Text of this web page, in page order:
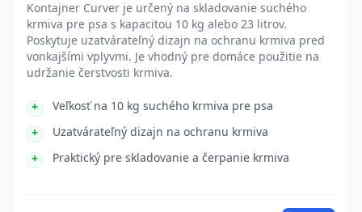
Kontajner Curver je určený na skladovanie suchého
krmiva pre psa s kapacitou 10 kg alebo 23 litrov.
Poskytuje uzatvárateľný dizajn na ochranu krmiva pred
vonkajšími vplyvmi. Je vhodný pre domáce použitie na
udržanie čerstvosti krmiva.
Veľkosť na 10 kg suchého krmiva pre psa
Uzatvárateľný dizajn na ochranu krmiva
Praktický pre skladovanie a čerpanie krmiva